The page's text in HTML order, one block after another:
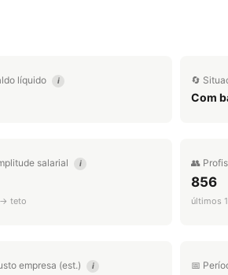
líquido i 🔄
Com
salarial i
teto
👥
856
últimos
empresa (est.) i 📅